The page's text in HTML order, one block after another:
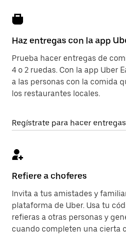
Haz entregas con la app
Prueba hacer entregas de
4 o 2 ruedas. Con la app Uber
a las personas con la comida
los restaurantes locales.
Regístrate para hacer entregas
Refiere a choferes
Invita a tus amistades y
plataforma de Uber. Usa tu
refieras a otras personas y
cuando completen una cierta